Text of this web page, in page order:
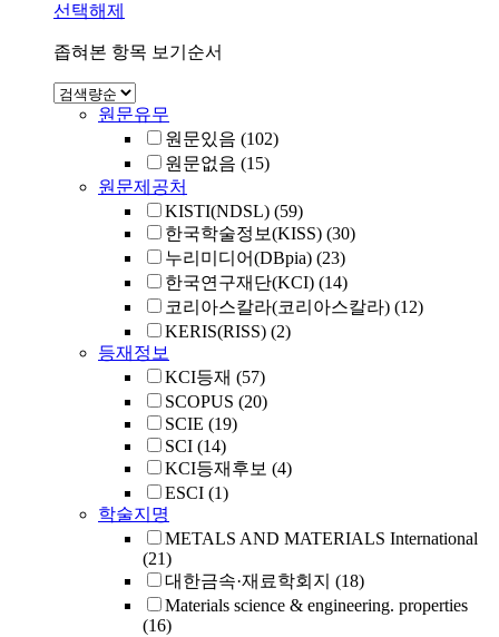
선택해제
좁혀본 항목 보기순서
원문유무
원문있음 (102)
원문없음 (15)
원문제공처
KISTI(NDSL) (59)
한국학술정보(KISS) (30)
누리미디어(DBpia) (23)
한국연구재단(KCI) (14)
코리아스칼라(코리아스칼라) (12)
KERIS(RISS) (2)
등재정보
KCI등재 (57)
SCOPUS (20)
SCIE (19)
SCI (14)
KCI등재후보 (4)
ESCI (1)
학술지명
METALS AND MATERIALS International
(21)
대한금속·재료학회지 (18)
Materials science & engineering. properties
(16)